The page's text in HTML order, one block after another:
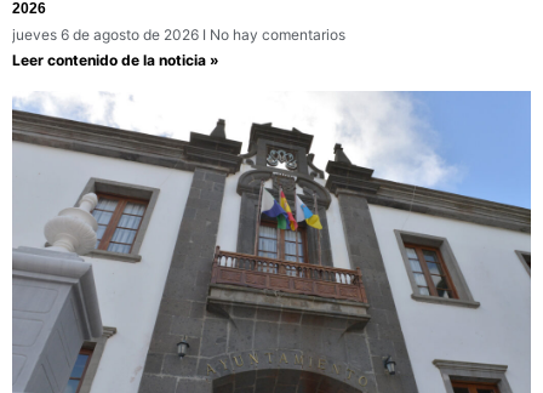
2026
jueves 6 de agosto de 2026
No hay comentarios
Leer contenido de la noticia »